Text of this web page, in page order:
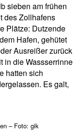
sieben am frühen
des Zollhafens
Plätze: Dutzende
Hafen, gehütet
Ausreißer zurück
in die Wassserrinne
hatten sich
Es galt,
– Foto: gik